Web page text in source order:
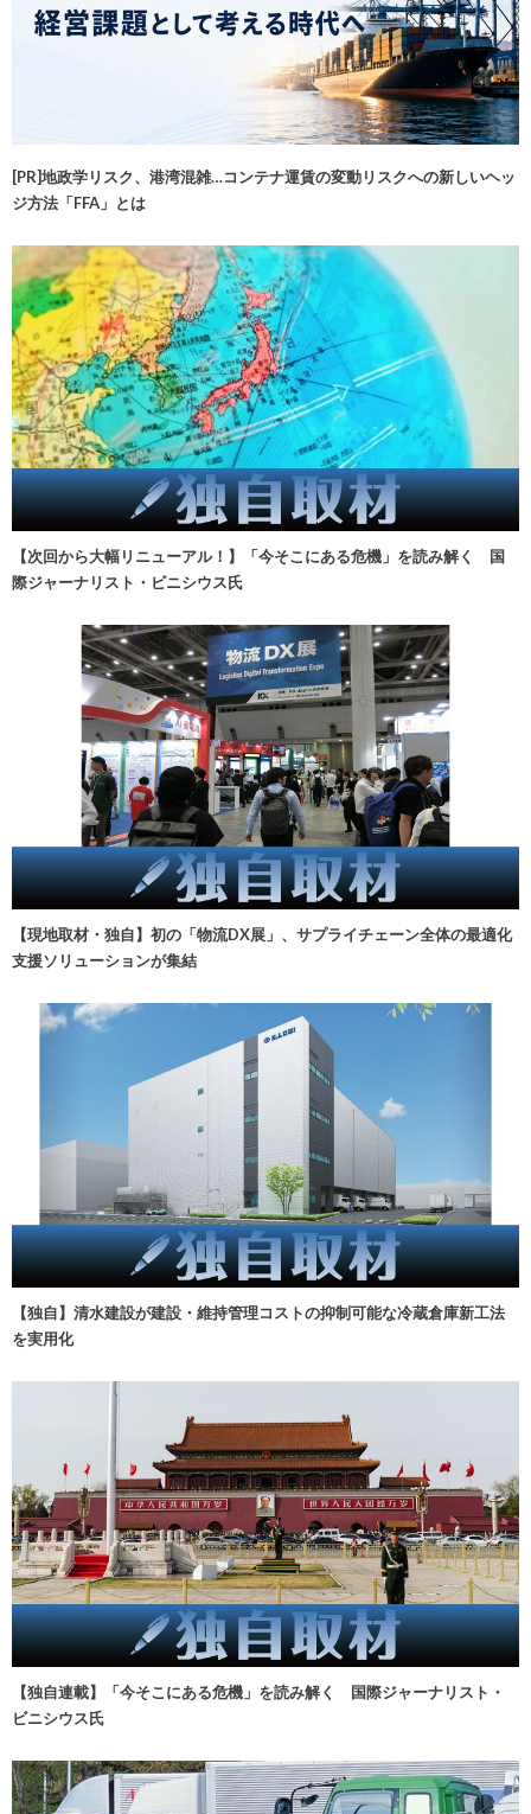
[PR]地政学リスク、港湾混雑…コンテナ運賃の変動リスクへの新しいヘッ
ジ方法「FFA」とは
【次回から大幅リニューアル！】「今そこにある危機」を読み解く 国
際ジャーナリスト・ビニシウス氏
【現地取材・独自】初の「物流DX展」、サプライチェーン全体の最適化
支援ソリューションが集結
【独自】清水建設が建設・維持管理コストの抑制可能な冷蔵倉庫新工法
を実用化
【独自連載】「今そこにある危機」を読み解く 国際ジャーナリスト・
ビニシウス氏